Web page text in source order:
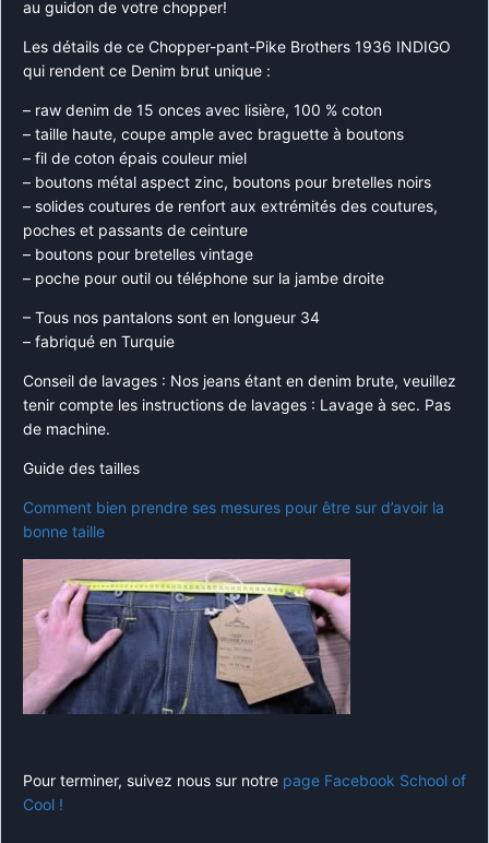
au guidon de votre chopper!
Les détails de ce Chopper-pant-Pike Brothers 1936 INDIGO
qui rendent ce Denim brut unique :
– raw denim de 15 onces avec lisière, 100 % coton
– taille haute, coupe ample avec braguette à boutons
– fil de coton épais couleur miel
– boutons métal aspect zinc, boutons pour bretelles noirs
– solides coutures de renfort aux extrémités des coutures,
poches et passants de ceinture
– boutons pour bretelles vintage
– poche pour outil ou téléphone sur la jambe droite
– Tous nos pantalons sont en longueur 34
– fabriqué en Turquie
Conseil de lavages : Nos jeans étant en denim brute, veuillez
tenir compte les instructions de lavages : Lavage à sec. Pas
de machine.
Guide des tailles
Comment bien prendre ses mesures pour être sur d’avoir la
bonne taille
Pour terminer, suivez nous sur notre page Facebook School of
Cool !